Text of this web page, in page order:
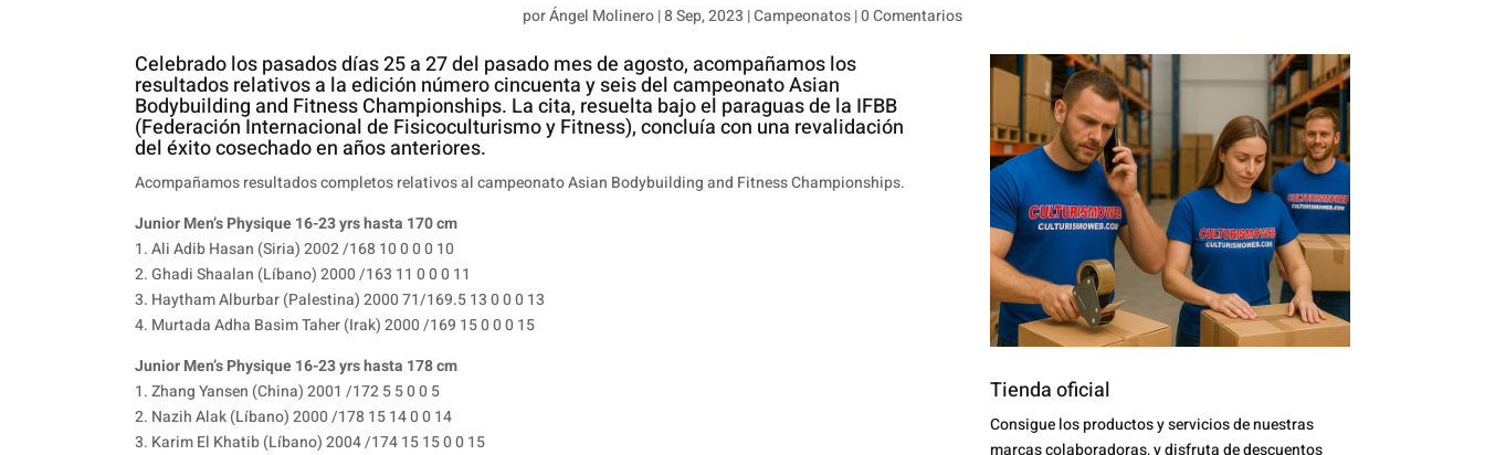
porÁngel Molinero|8 Sep, 2023 |Campeonatos|0 Comentarios
Celebrado los pasados días 25 a 27 del pasado mes de agosto, acompañamos los
resultados relativos a la edición número cincuenta y seis del campeonato Asian
Bodybuilding and Fitness Championships. La cita, resuelta bajo el paraguas de la IFBB
(Federación Internacional de Fisicoculturismo y Fitness), concluía con una revalidación
del éxito cosechado en años anteriores.
Acompañamos resultados completos relativos al campeonato Asian Bodybuilding and Fitness Championships.
Junior Men’s Physique 16-23 yrs hasta 170 cm
1. Ali Adib Hasan (Siria) 2002 /168 10 0 0 0 10
2. Ghadi Shaalan (Líbano) 2000 /163 11 0 0 0 11
3. Haytham Alburbar (Palestina) 2000 71/169.5 13 0 0 0 13
4. Murtada Adha Basim Taher (Irak) 2000 /169 15 0 0 0 15
Junior Men’s Physique 16-23 yrs hasta 178 cm
1. Zhang Yansen (China) 2001 /172 5 5 0 0 5
2. Nazih Alak (Líbano) 2000 /178 15 14 0 0 14
3. Karim El Khatib (Líbano) 2004 /174 15 15 0 0 15
Tienda oficial
Consigue los productos y servicios de nuestras
marcas colaboradoras, y disfruta de descuentos